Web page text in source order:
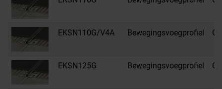
EKSN110G/V4A Bewegingsvoegprofiel G
EKSN125G Bewegingsvoegprofiel G